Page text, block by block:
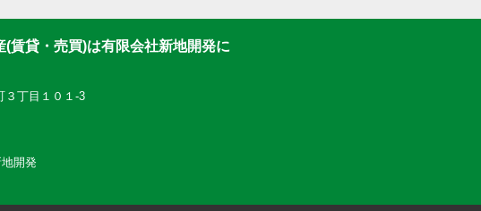
(賃貸・売買)は有限会社新地開発に
３丁目１０１-3
開発